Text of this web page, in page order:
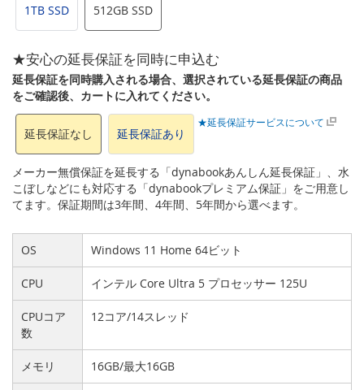
1TB SSD 512GB SSD
★安心の延長保証を同時に申込む
延長保証を同時購入される場合、選択されている延長保証の商品
をご確認後、カートに入れてください。
延長保証なし 延長保証あり
★延長保証サービスについて
メーカー無償保証を延長する「dynabookあんしん延長保証」、水
こぼしなどにも対応する「dynabookプレミアム保証」をご用意し
てます。保証期間は3年間、4年間、5年間から選べます。
OS Windows 11 Home 64ビット
CPU インテル Core Ultra 5 プロセッサー 125U
CPUコア
数
12コア/14スレッド
メモリ 16GB/最大16GB